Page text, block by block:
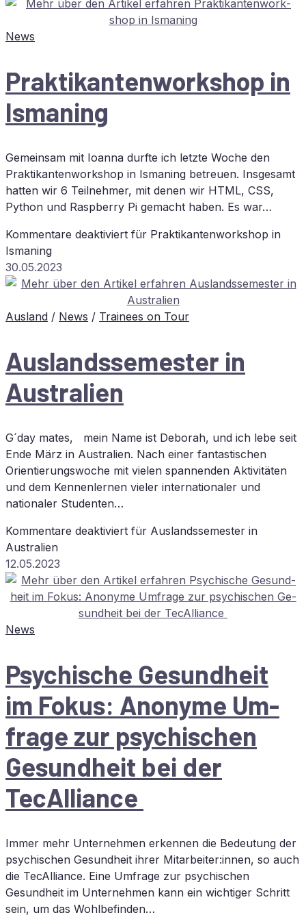
News
Prak­ti­kan­ten­work­shop in
Ismaning
Gemeinsam mit Ioanna durfte ich letzte Woche den
Praktikantenworkshop in Ismaning betreuen. Insgesamt
hatten wir 6 Teilnehmer, mit denen wir HTML, CSS,
Python und Raspberry Pi gemacht haben. Es war…
Kommentare deaktiviert für Prak­ti­kan­ten­work­shop in
Ismaning
30.05.2023
Ausland / News / Trainees on Tour
Aus­lands­se­mes­ter in
Australien
G´day mates, mein Name ist Deborah, und ich lebe seit
Ende März in Australien. Nach einer fantastischen
Orientierungswoche mit vielen spannenden Aktivitäten
und dem Kennenlernen vieler internationaler und
nationaler Studenten…
Kommentare deaktiviert für Aus­lands­se­mes­ter in
Australien
12.05.2023
News
Psy­chi­sche Ge­sund­heit
im Fo­kus: An­ony­me Um­
fra­ge zur psy­chi­schen
Ge­sund­heit bei der
TecAlliance
Immer mehr Unternehmen erkennen die Bedeutung der
psychischen Gesundheit ihrer Mitarbeiter:innen, so auch
die TecAlliance. Eine Umfrage zur psychischen
Gesundheit im Unternehmen kann ein wichtiger Schritt
sein, um das Wohlbefinden…